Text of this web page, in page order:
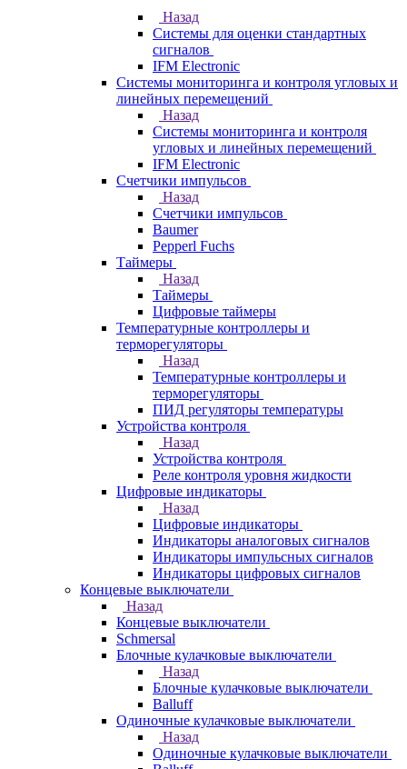
Назад
Системы для оценки стандартных
сигналов
IFM Electronic
Системы мониторинга и контроля угловых и
линейных перемещений
Назад
Системы мониторинга и контроля
угловых и линейных перемещений
IFM Electronic
Счетчики импульсов
Назад
Счетчики импульсов
Baumer
Pepperl Fuchs
Таймеры
Назад
Таймеры
Цифровые таймеры
Температурные контроллеры и
терморегуляторы
Назад
Температурные контроллеры и
терморегуляторы
ПИД регуляторы температуры
Устройства контроля
Назад
Устройства контроля
Реле контроля уровня жидкости
Цифровые индикаторы
Назад
Цифровые индикаторы
Индикаторы аналоговых сигналов
Индикаторы импульсных сигналов
Индикаторы цифровых сигналов
Концевые выключатели
Назад
Концевые выключатели
Schmersal
Блочные кулачковые выключатели
Назад
Блочные кулачковые выключатели
Balluff
Одиночные кулачковые выключатели
Назад
Одиночные кулачковые выключатели